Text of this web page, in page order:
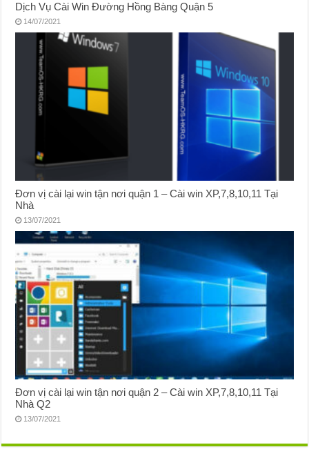
Dịch Vụ Cài Win Đường Hồng Bàng Quận 5
14/07/2021
Đơn vị cài lại win tận nơi quận 1 – Cài win XP,7,8,10,11 Tại
Nhà
13/07/2021
Đơn vị cài lại win tận nơi quận 2 – Cài win XP,7,8,10,11 Tại
Nhà Q2
13/07/2021